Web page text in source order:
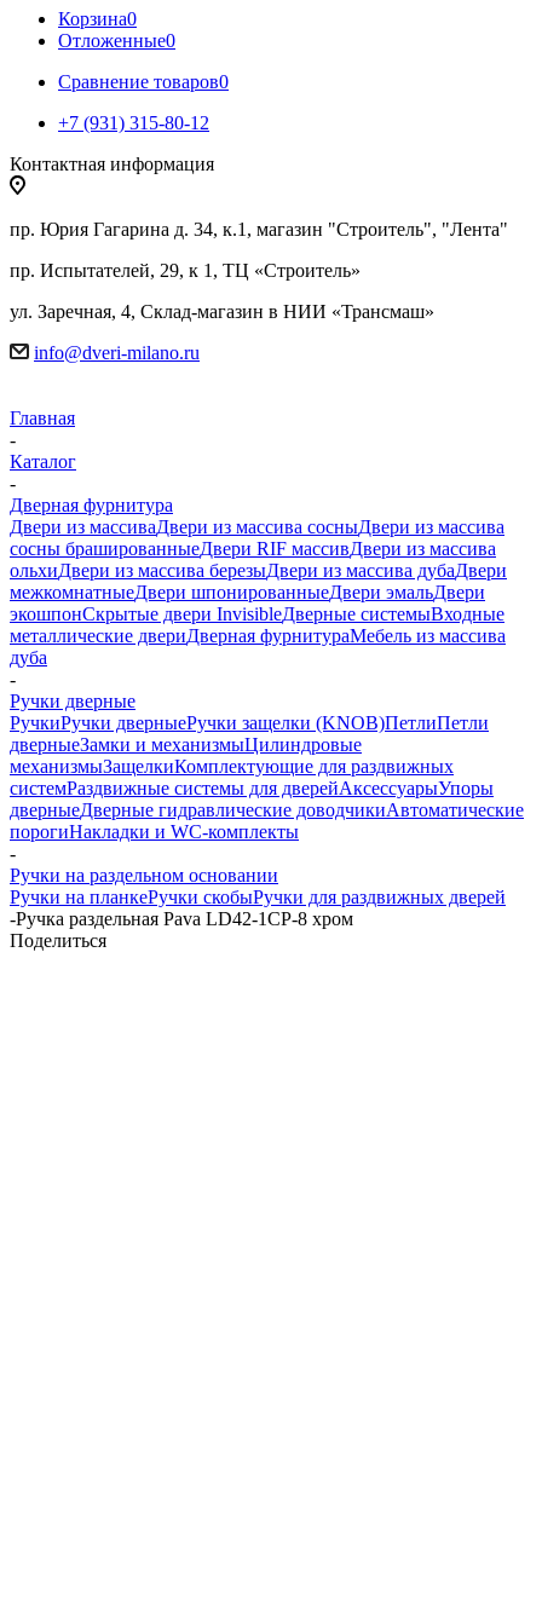
Корзина0
Отложенные0
Сравнение товаров0
+7 (931) 315-80-12
Контактная информация
пр. Юрия Гагарина д. 34, к.1, магазин "Строитель", "Лента"
пр. Испытателей, 29, к 1, ТЦ «Строитель»
ул. Заречная, 4, Склад-магазин в НИИ «Трансмаш»
info@dveri-milano.ru
Главная
-
Каталог
-
Дверная фурнитура
Двери из массиваДвери из массива сосныДвери из массива
сосны брашированныеДвери RIF массивДвери из массива
ольхиДвери из массива березыДвери из массива дубаДвери
межкомнатныеДвери шпонированныеДвери эмальДвери
экошпонСкрытые двери InvisibleДверные системыВходные
металлические двериДверная фурнитураМебель из массива
дуба
-
Ручки дверные
РучкиРучки дверныеРучки защелки (KNOB)ПетлиПетли
дверныеЗамки и механизмыЦилиндровые
механизмыЗащелкиКомплектующие для раздвижных
системРаздвижные системы для дверейАксессуарыУпоры
дверныеДверные гидравлические доводчикиАвтоматические
порогиНакладки и WC-комплекты
-
Ручки на раздельном основании
Ручки на планкеРучки скобыРучки для раздвижных дверей
-Ручка раздельная Pava LD42-1CP-8 хром
Поделиться